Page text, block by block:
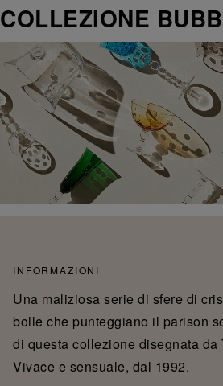
COLLEZIONE
INFORMAZIONI
Una maliziosa serie di sfere di
bolle che punteggiano il parison
di questa collezione disegnata da
Vivace e sensuale, dal 1992.